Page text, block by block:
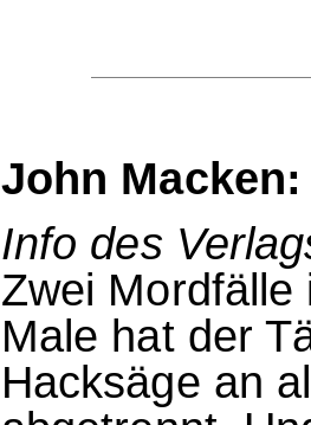
John
Info des
Zwei Mordfälle
Male hat der
Hacksäge an